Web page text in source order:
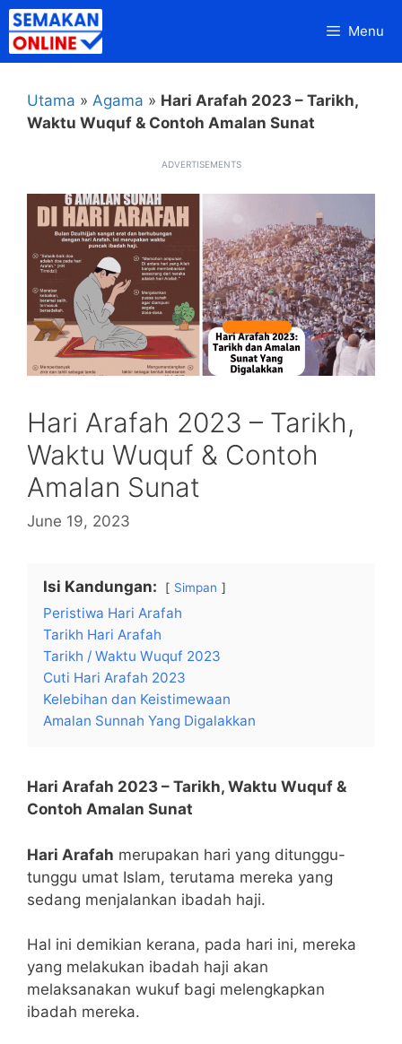
Skip
to
content
Menu
Utama » Agama » Hari Arafah 2023 – Tarikh,
Waktu Wuquf & Contoh Amalan Sunat
ADVERTISEMENTS
Hari Arafah 2023 – Tarikh,
Waktu Wuquf & Contoh
Amalan Sunat
June 19, 2023
Isi Kandungan: Simpan
Peristiwa Hari Arafah
Tarikh Hari Arafah
Tarikh / Waktu Wuquf 2023
Cuti Hari Arafah 2023
Kelebihan dan Keistimewaan
Amalan Sunnah Yang Digalakkan
Hari Arafah 2023 – Tarikh, Waktu Wuquf &
Contoh Amalan Sunat
Hari Arafah merupakan hari yang ditunggu-
tunggu umat Islam, terutama mereka yang
sedang menjalankan ibadah haji.
Hal ini demikian kerana, pada hari ini, mereka
yang melakukan ibadah haji akan
melaksanakan wukuf bagi melengkapkan
ibadah mereka.